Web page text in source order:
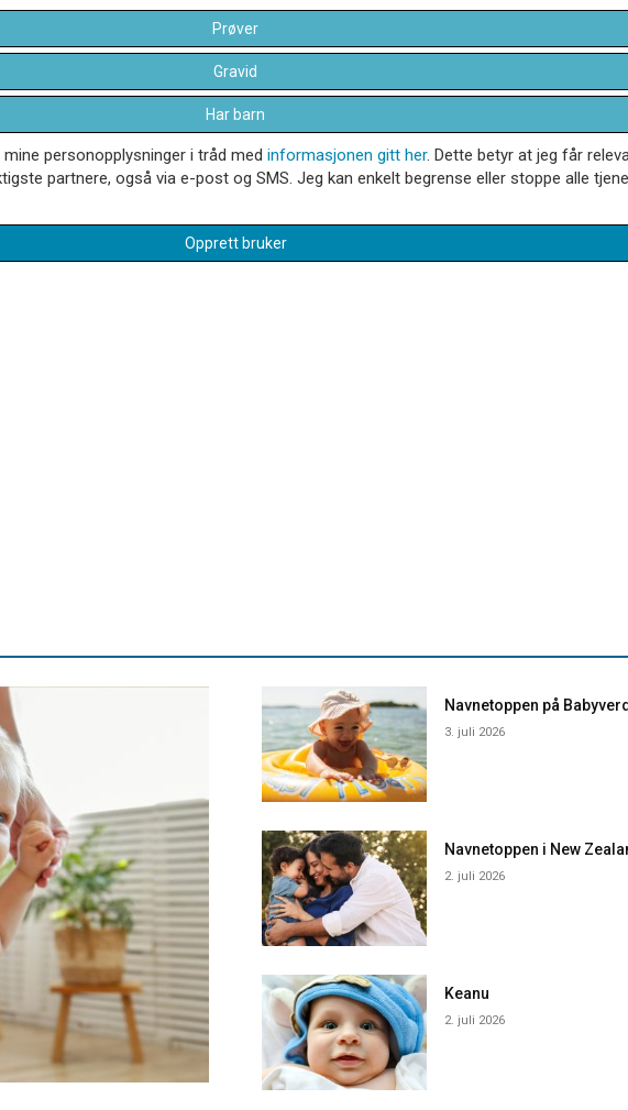
Prøver
Gravid
Har barn
personopplysninger i tråd med informasjonen gitt her. Dette betyr at jeg får
partnere, også via e-post og SMS. Jeg kan enkelt begrense eller stoppe alle
Opprett bruker
Navnetoppen på
3. juli 2026
Navnetoppen i New
2. juli 2026
Keanu
2. juli 2026